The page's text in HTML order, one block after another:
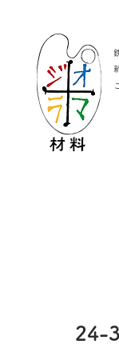
24-